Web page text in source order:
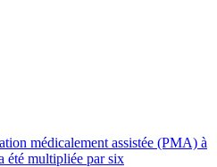
médicalement assistée (PMA) à
été multipliée par six